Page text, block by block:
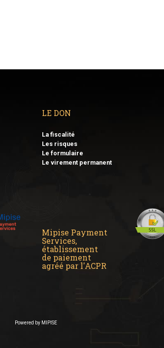
LE DON
La fiscalité
Les risques
Le formulaire
Le virement permanent
Mipise Payment
Services,
établissement
de paiement
agréé par l'ACPR
Powered by MIPISE